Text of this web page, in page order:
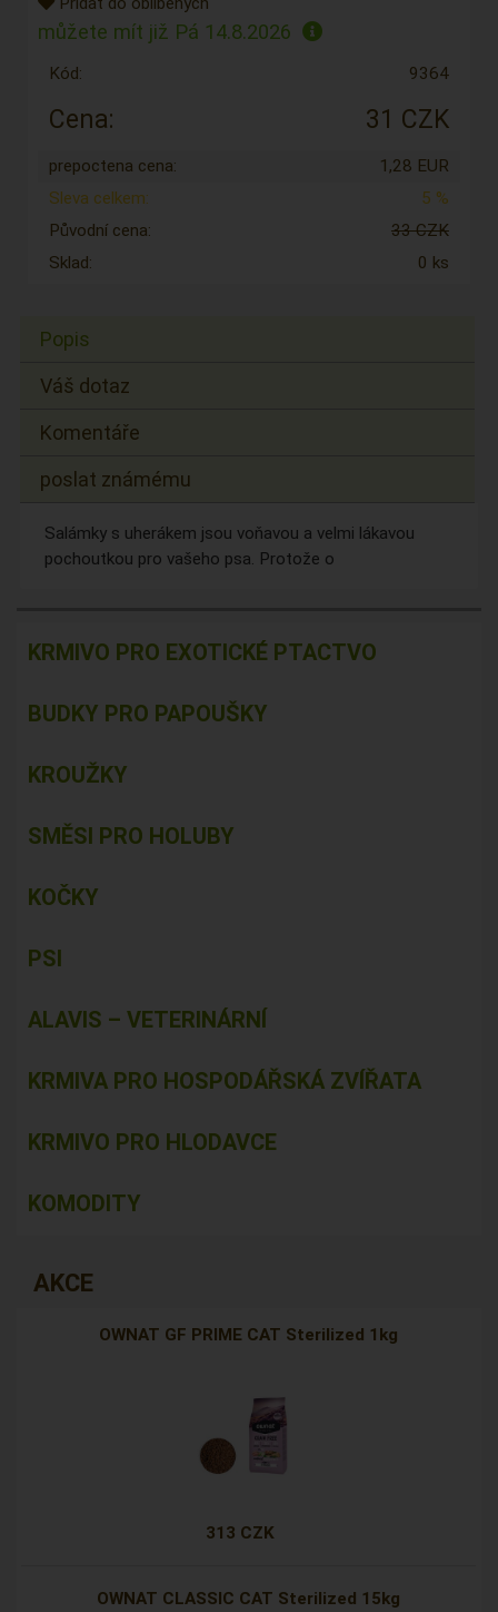
můžete mít již Pá 14.8.2026
Kód: 9364
Cena: 31 CZK
prepoctena cena:
1,28 EUR
Sleva celkem:
5 %
Původní cena:
33 CZK
Sklad:
0 ks
Popis
Váš dotaz
Komentáře
poslat známému
Salámky s uherákem jsou voňavou a velmi lákavou
pochoutkou pro vašeho psa. Protože o
KRMIVO PRO EXOTICKÉ PTACTVO
BUDKY PRO PAPOUŠKY
KROUŽKY
SMĚSI PRO HOLUBY
KOČKY
PSI
ALAVIS – VETERINÁRNÍ
KRMIVA PRO HOSPODÁŘSKÁ ZVÍŘATA
KRMIVO PRO HLODAVCE
KOMODITY
AKCE
OWNAT GF PRIME CAT Sterilized 1kg
313 CZK
OWNAT CLASSIC CAT Sterilized 15kg